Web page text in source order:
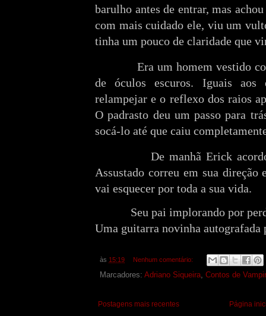
barulho antes de entrar, mas
com mais cuidado ele, viu um
tinha um pouco de claridade que
Era um homem vestido
de óculos escuros. Iguais
relampejar e o reflexo dos raios
O padrasto deu um passo para
socá-lo até que caiu
De manhã Erick
Assustado correu em sua
vai esquecer por toda a sua vida.
Seu pai implorando por
Uma guitarra novinha autografada
às 15:19 Nenhum comentário:
Marcadores: Adriano Siqueira, Contos de
Postagens mais recentes Página